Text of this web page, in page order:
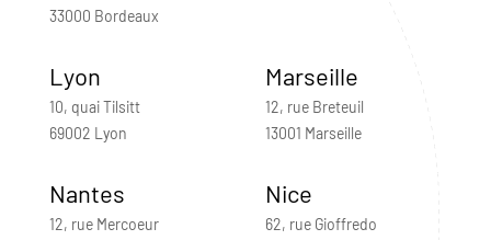
33000 Bordeaux
Lyon
10, quai Tilsitt
69002 Lyon
Marseille
12, rue Breteuil
13001 Marseille
Nantes
12, rue Mercoeur
Nice
62, rue Gioffredo